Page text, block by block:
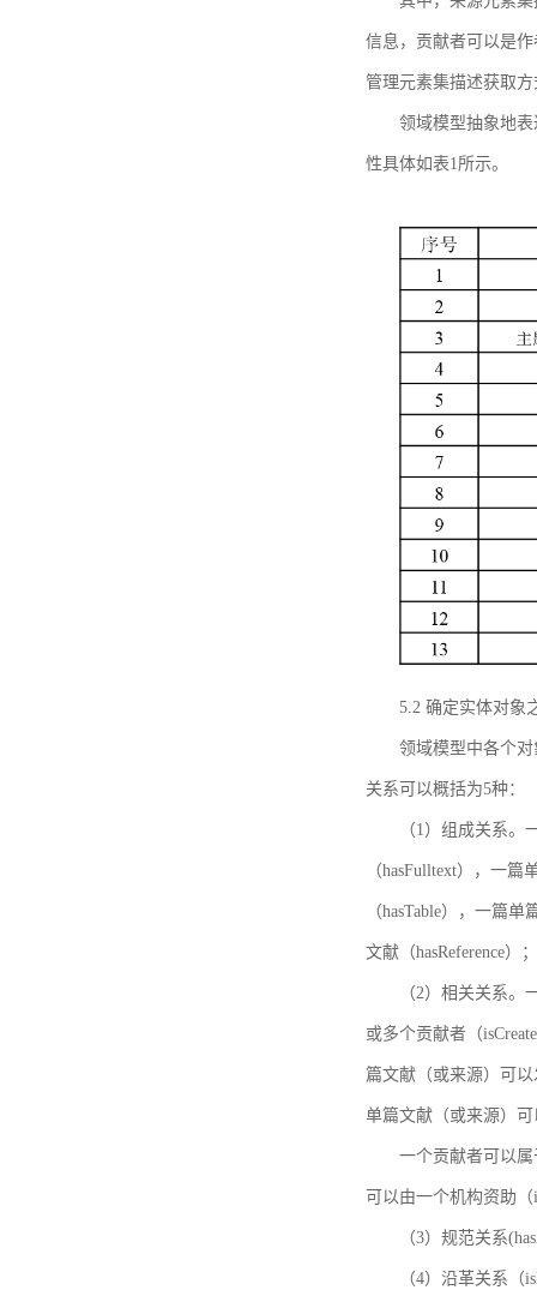
信息，贡献者可以是
管理元素集描述获取
领域模型抽象地
性具体如表1所示。
5.2 确定实体对象
领域模型中各个
关系可以概括为5种：
（1）组成关系
（hasFulltext），一
（hasTable），一篇
文献（hasReference）；
（2）相关关系
或多个贡献者（
篇文献（或来源）可
单篇文献（或来源）可
一个贡献者可以
可以由一个机构资助（
（3）规范关系
（4）沿革关系